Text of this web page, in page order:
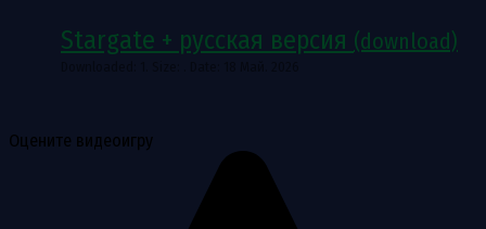
Stargate + русская версия (download)
Оцените видеоигру